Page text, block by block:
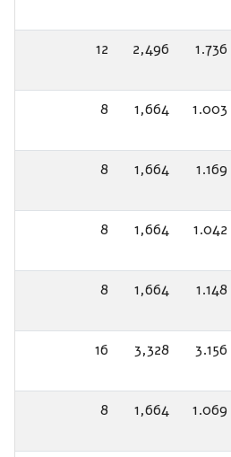
1.736
2,496
12
1.003
1,664
8
1.169
1,664
8
1.042
1,664
8
1.148
1,664
8
3.156
3,328
16
1.069
1,664
8